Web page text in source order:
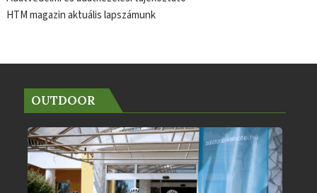
HTM magazin aktuális lapszámunk
OUTDOOR